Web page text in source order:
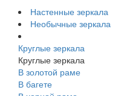
Настенные зеркала
Необычные зеркала
Круглые зеркала
Круглые зеркала
В золотой раме
В багете